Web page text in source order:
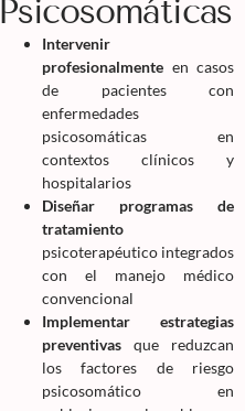
Psicosomáticas
Intervenir
profesionalmente en casos
de pacientes con
enfermedades
psicosomáticas en
contextos clínicos y
hospitalarios
Diseñar programas de
tratamiento
psicoterapéutico integrados
con el manejo médico
convencional
Implementar estrategias
preventivas que reduzcan
los factores de riesgo
psicosomático en